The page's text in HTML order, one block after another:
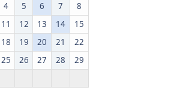
4 5 6 7
8
11 12 13 14
15
18 19 20 21
22
25 26 27 28
29